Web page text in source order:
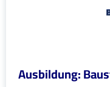
Ausbildung: